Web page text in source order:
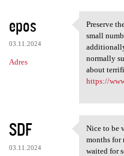
epos
03.11.2024
Adres
Preserve
Preserve
small
normally
about
https://
SDF
03.11.2024
Nice to
Nice to be
months for
waited for